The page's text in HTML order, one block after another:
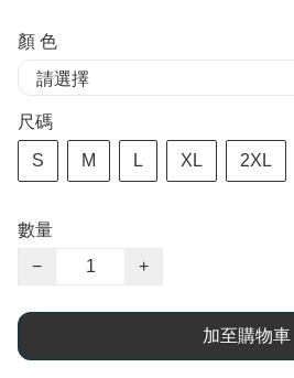
顏 色
尺碼
S M L XL 2XL
數量
−
+
加至購物車